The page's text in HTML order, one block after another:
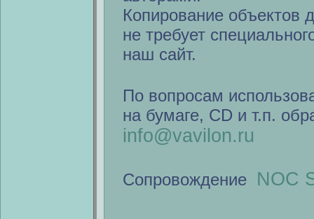
Копирование объектов
не требует
наш сайт.
По вопросам
на бумаге, CD и т.п.
info@vavilon.ru
Сопровождение NOC